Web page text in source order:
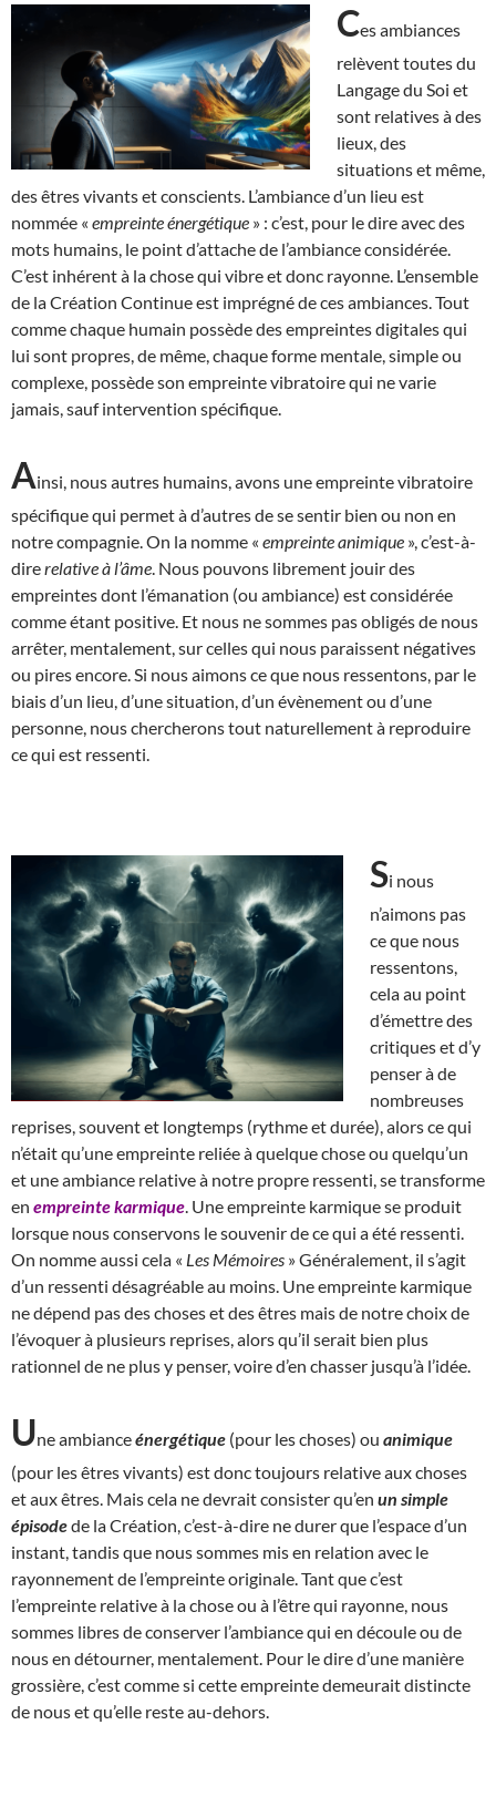
Ces ambiances
relèvent toutes du
Langage du Soi et
sont relatives à des
lieux, des
situations et même,
des êtres vivants et conscients. L’ambiance d’un lieu est
nommée « empreinteénergétique » : c’est, pour le dire avec des
mots humains, le point d’attache de l’ambiance considérée.
C’est inhérent à la chose qui vibre et donc rayonne. L’ensemble
de la Création Continue est imprégné de ces ambiances. Tout
comme chaque humain possède des empreintes digitales qui
lui sont propres, de même, chaque forme mentale, simple ou
complexe, possède son empreinte vibratoire qui ne varie
jamais, sauf intervention spécifique.
Ainsi, nous autres humains, avons une empreinte vibratoire
spécifique qui permet à d’autres de se sentir bien ou non en
notre compagnie. On la nomme « empreinte animique », c’est-à-
direrelative à l’âme . Nous pouvons librement jouir des
empreintes dont l’émanation (ou ambiance) est considérée
comme étant positive. Et nous ne sommes pas obligés de nous
arrêter, mentalement, sur celles qui nous paraissent négatives
ou pires encore. Si nous aimons ce que nous ressentons, par le
biais d’un lieu, d’une situation, d’un évènement ou d’une
personne, nous chercherons tout naturellement à reproduire
ce qui est ressenti.
Si nous
n’aimons pas
ce que nous
ressentons,
cela au point
d’émettre des
critiques et d’y
penser à de
nombreuses
reprises, souvent et longtemps (rythme et durée), alors ce qui
n’était qu’une empreinte reliée à quelque chose ou quelqu’un
et une ambiance relative à notre propre ressenti, se transforme
en empreinte karmique . Une empreinte karmique se produit
lorsque nous conservons le souvenir de ce qui a été ressenti.
On nomme aussi cela « Les Mémoires » Généralement, il s’agit
d’un ressenti désagréable au moins. Une empreinte karmique
ne dépend pas des choses et des êtres mais de notre choix de
l’évoquer à plusieurs reprises, alors qu’il serait bien plus
rationnel de ne plus y penser, voire d’en chasser jusqu’à l’idée.
Une ambianceénergétique (pour les choses) ou animique
(pour les êtres vivants) est donc toujours relative aux choses
et aux êtres. Mais cela ne devrait consister qu’en un simple
épisodede la Création, c’est-à-dire ne durer que l’espace d’un
instant, tandis que nous sommes mis en relation avec le
rayonnement de l’empreinte originale. Tant que c’est
l’empreinte relative à la chose ou à l’être qui rayonne, nous
sommes libres de conserver l’ambiance qui en découle ou de
nous en détourner, mentalement. Pour le dire d’une manière
grossière, c’est comme si cette empreinte demeurait distincte
de nous et qu’elle reste au-dehors.